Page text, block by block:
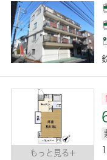
もっと見る